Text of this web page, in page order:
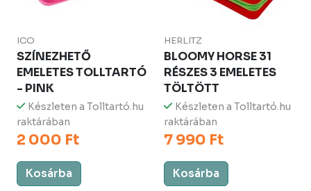
ICO
SZÍNEZHETŐ
EMELETES TOLLTARTÓ
- PINK
Készleten a Tolltartó.hu
raktárában
2 000 Ft
Kosárba
HERLITZ
BLOOMY HORSE 31
RÉSZES 3 EMELETES
TÖLTÖTT
Készleten a Tolltartó.hu
raktárában
7 990 Ft
Kosárba